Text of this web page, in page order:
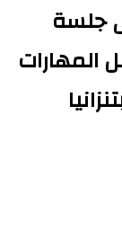
جلسة
المهارات